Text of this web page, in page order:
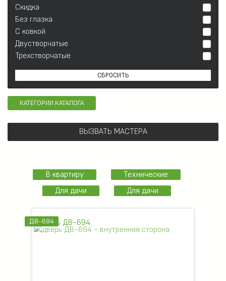
Скидка
Без глазка
С ковкой
Двустворчатые
Трехстворчатые
СБРОСИТЬ
КАТЕГОРИИ КАТАЛОГА
ВЫЗВАТЬ МАСТЕРА
В квартиру
Технические
Для дачи
Для дачи
ДВ-694